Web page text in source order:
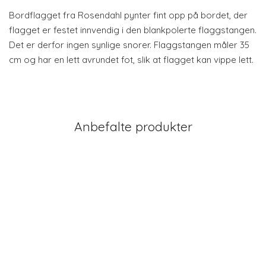
Bordflagget fra Rosendahl pynter fint opp på bordet, der
flagget er festet innvendig i den blankpolerte flaggstangen.
Det er derfor ingen synlige snorer. Flaggstangen måler 35
cm og har en lett avrundet fot, slik at flagget kan vippe lett.
Anbefalte produkter